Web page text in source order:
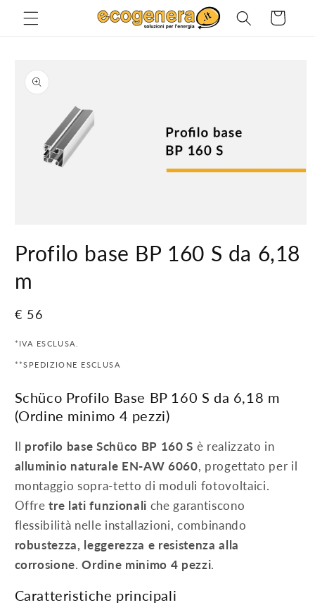
direttamente
Carrello
informazioni
sul prodotto
multimediali
1
finestra
modale
Profilo base BP 160 S da 6,18
m
Prezzo
listino
€ 56
*IVA ESCLUSA.
**SPEDIZIONE ESCLUSA
Schüco Profilo Base BP 160 S da 6,18 m
(Ordine minimo 4 pezzi)
Il profilo base Schüco BP 160 S è realizzato in
alluminio naturale EN-AW 6060, progettato per il
montaggio sopra-tetto di moduli fotovoltaici.
Offretre lati funzionali che garantiscono
flessibilità nelle installazioni, combinando
robustezza, leggerezza e resistenza alla
corrosione.Ordine minimo 4 pezzi.
Caratteristiche principali